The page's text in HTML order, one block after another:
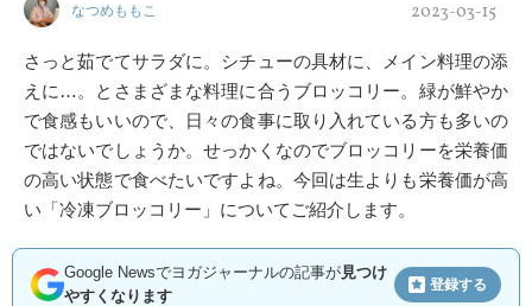
なつめももこ 2023-03-15
さっと茹でてサラダに。シチューの具材に、メイン料理の添
えに…。とさまざまな料理に合うブロッコリー。緑が鮮やか
で食感もいいので、日々の食事に取り入れている方も多いの
ではないでしょうか。せっかくなのでブロッコリーを栄養価
の高い状態で食べたいですよね。今回は生よりも栄養価が高
い「冷凍ブロッコリー」についてご紹介します。
Google Newsでヨガジャーナルの記事が見つけ
やすくなります
登録する